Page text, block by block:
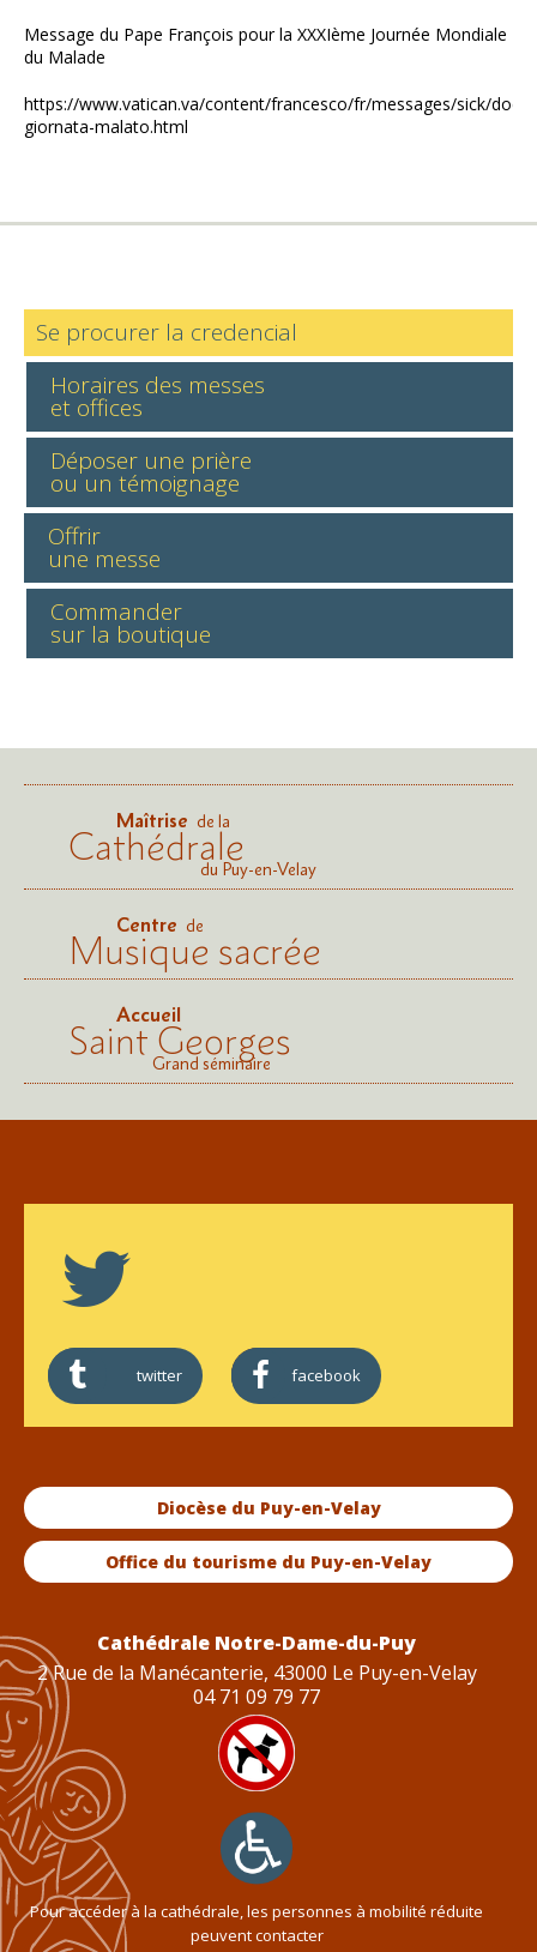
Message du Pape François pour la XXXIème Journée Mondiale
du Malade
https://www.vatican.va/content/francesco/fr/messages/sick/
giornata-malato.html
Se procurer la credencial
Horaires des messes
et offices
Déposer une prière
ou un témoignage
Offrir
une messe
Commander
sur la boutique
Maîtrise de la
Cathédraledu Puy-en-Velay
Centre de
Musique sacrée
Accueil
Saint Georges
Grand séminaire
twitter facebook
Diocèse du Puy-en-Velay
Office du tourisme du Puy-en-Velay
Cathédrale Notre-Dame-du-Puy
2 Rue de la Manécanterie, 43000 Le Puy-en-Velay
04 71 09 79 77
Pour accéder à la cathédrale, les personnes à mobilité réduite
peuvent contacter